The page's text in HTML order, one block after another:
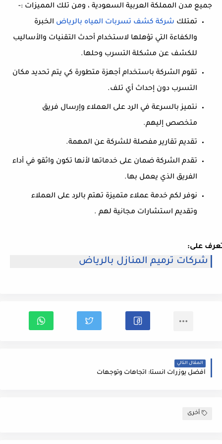
جميع مدن المملكة العربية السعودية ، ومن تلك المميزات :-
تمتلك شركة كشف تسربات المياه بالرياض الخبرة
والكفاءة التي تؤهلها لاستخدام أحدث التقنيات والأساليب
للكشف عن مشكلة التسرب وحلها.
تقوم الشركة باستخدام أجهزة متطورة كي يتم تحديد مكان
التسرب دون إحداث أي تلف.
نتميز بالسرعة في الرد على العملاء وإرسال فريق
متخصص إليهم.
تقديم تقارير مفصلة للشركة عن المهمة.
تقدم الشركة ضمان على خدماتها لأنها تكون واثقو في أداء
الفريق الذي يعمل بها.
نوفر لكم خدمة عملاء متميزة تهتم بالرد على العملاء
وتقديم استشارات مجانية لهم .
على:
شركات ترميم المنازل بالرياض
المقال التالي
أفضل يوزرات انستا: اتجاهات وتوجهات
أخرى